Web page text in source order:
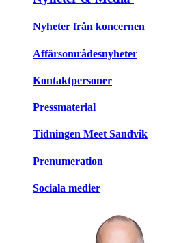
Nyheter från koncernen
Affärsområdesnyheter
Kontaktpersoner
Pressmaterial
Tidningen Meet Sandvik
Prenumeration
Sociala medier